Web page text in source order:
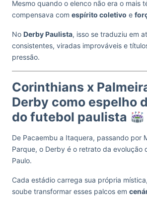
Mesmo quando o elenco não era o mais
compensava com espírito coletivo e
No Derby Paulista, isso se traduziu em
consistentes, viradas improváveis e
pressão.
Corinthians x
Derby como espelho
do futebol paulista
De Pacaembu a Itaquera, passando por
Parque, o Derby é o retrato da evolução
Paulo.
Cada estádio carrega sua própria
soube transformar esses palcos em